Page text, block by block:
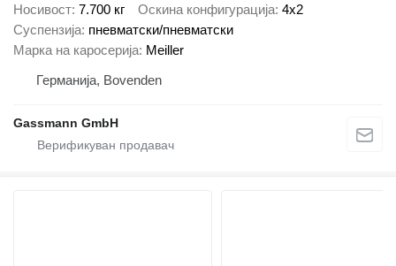
Носивост 7.700 кг Оскина конфигурација 4x2
Суспензија пневматски/пневматски
Марка на каросерија Meiller
Германија, Bovenden
Gassmann GmbH